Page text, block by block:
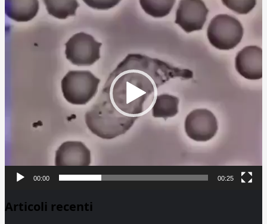
Player
00:00 00:25
Articoli recenti